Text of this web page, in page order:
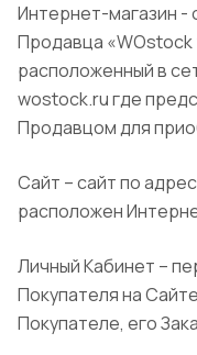
Интернет-магазин -
Продавца «WOstock
расположенный в
wostock.ru где
Продавцом для
Сайт – сайт по
расположен
Личный Кабинет –
Покупателя на
Покупателе, его